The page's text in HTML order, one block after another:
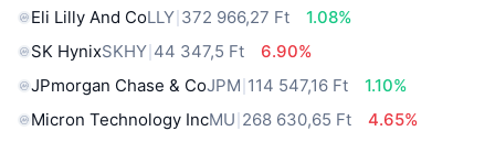
Eli Lilly And CoLLY 372 966,27 Ft
1.08%
SK HynixSKHY 44 347,5 Ft
6.90%
JPmorgan Chase & CoJPM 114 547,16 Ft
1.10%
Micron Technology IncMU 268 630,65 Ft
4.65%